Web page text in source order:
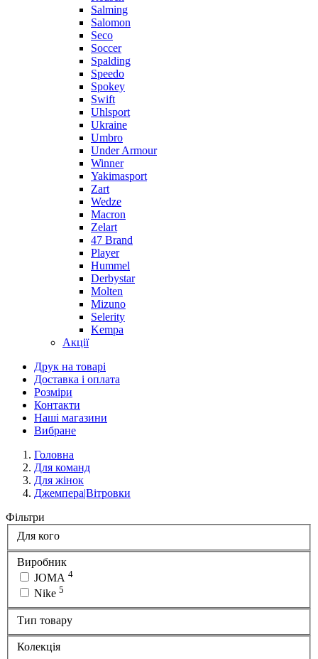
Salming
Salomon
Seco
Soccer
Spalding
Speedo
Spokey
Swift
Uhlsport
Ukraine
Umbro
Under Armour
Winner
Yakimasport
Zart
Wedze
Macron
Zelart
47 Brand
Player
Hummel
Derbystar
Molten
Mizuno
Selerity
Kempa
Акції
Друк на товарі
Доставка і оплата
Розміри
Контакти
Наші магазини
Вибране
Головна
Для команд
Для жінок
Джемпера|Вітровки
Фільтри
Для кого
Виробник
JOMA 4
Nike 5
Тип товару
Колекція